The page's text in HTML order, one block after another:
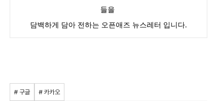
들을
담백하게 담아 전하는 오픈애즈 뉴스레터 입니다.
# 구글 # 카카오